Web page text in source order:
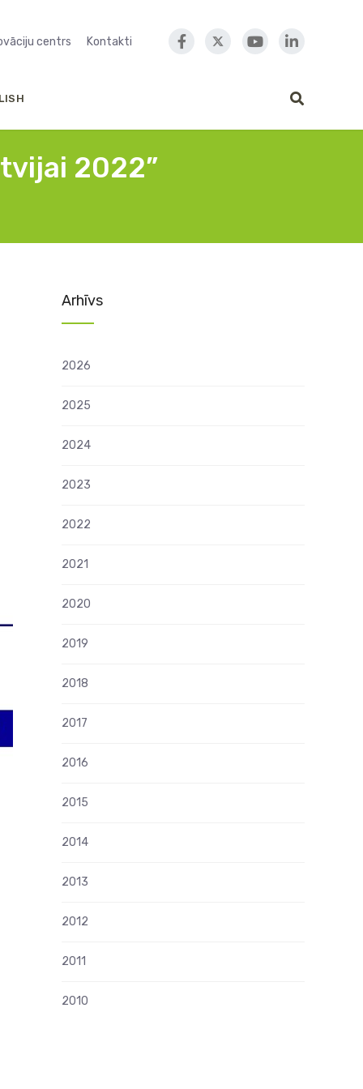
centrs Kontakti
2022”
Arhīvs
2026
2025
2024
2023
2022
2021
2020
2019
2018
2017
2016
2015
2014
2013
2012
2011
2010